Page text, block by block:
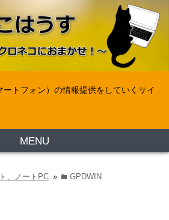
トフォン）の情報提供をしていくサイ
MENU
、ノートPC » folder GPDWIN